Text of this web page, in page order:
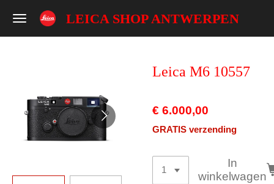
Ga
LEICA SHOP ANTWERPEN
Leica M6 10557
€ 6.000,00
GRATIS verzending
In
winkelwagen